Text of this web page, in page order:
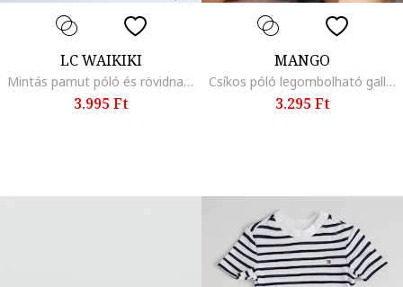
LC WAIKIKI
Mintás pamut póló és rövidnadrág szett, Pasztellkék/Narancssárga/Törtfehér
3.995 Ft
MANGO
Csíkos póló legombolható gallérral, Sötétzöld/Törtfehér
3.295 Ft